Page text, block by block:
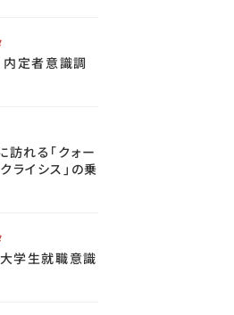
定者意識調
れる「クォー
ライシス」の乗
学生就職意識